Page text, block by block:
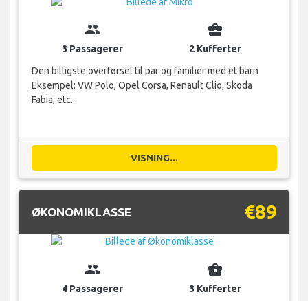
group
3 Passagerer
business_center
2 Kufferter
Den billigste overførsel til par og familier med et barn
Eksempel: VW Polo, Opel Corsa, Renault Clio, Skoda
Fabia, etc.
VISNING...
ØKONOMIKLASSE €89
group
4 Passagerer
business_center
3 Kufferter